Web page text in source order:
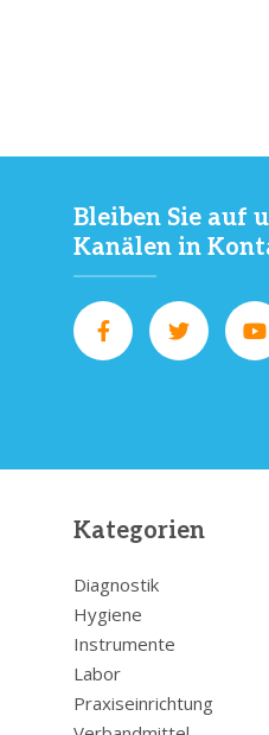
Bleiben Sie auf
Kanälen in
Kategorien
Diagnostik
Hygiene
Instrumente
Labor
Praxiseinrichtung